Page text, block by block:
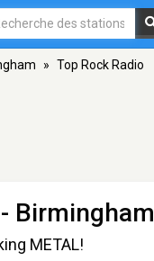
» Top Rock Radio
- Birmingham
METAL!